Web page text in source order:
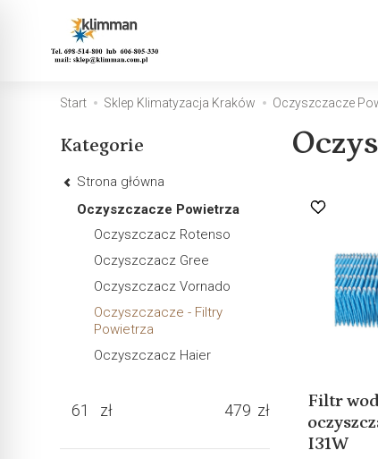
Start Sklep Klimatyzacja Kraków Oczyszczacze
Filtr
I31W
Kategorie
Strona główna
Oczyszczacze Powietrza
Oczyszczacz Rotenso
Oczyszczacz Gree
Oczyszczacz Vornado
Oczyszczacze - Filtry
Powietrza
Oczyszczacz Haier
zł zł